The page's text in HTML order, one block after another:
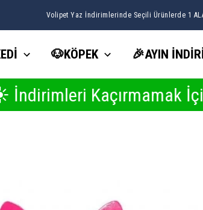
Volipet Yaz İndirimlerinde Seçili Ürünlerde 1
🐶KÖPEK 🎉AYIN
İçin Buraya